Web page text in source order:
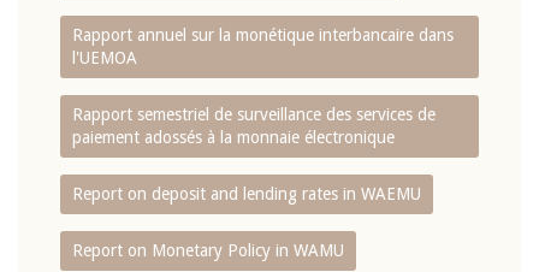
Rapport annuel sur la monétique interbancaire dans
l'UEMOA
Rapport semestriel de surveillance des services de
paiement adossés à la monnaie électronique
Report on deposit and lending rates in WAEMU
Report on Monetary Policy in WAMU